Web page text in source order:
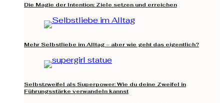
Die Magie der Intention: Ziele setzen und erreichen
Mehr Selbstliebe im Alltag – aber wie geht das eigentlich?
Selbstzweifel als Superpower: Wie du deine Zweifel in
Führungsstärke verwandeln kannst